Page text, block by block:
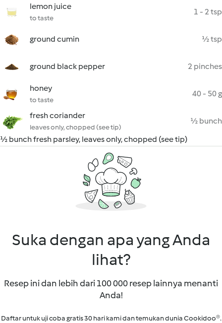
lemon juice
to taste
1 - 2 tsp
ground cumin ½ tsp
ground black pepper 2 pinches
honey
to taste
40 - 50 g
fresh coriander
leaves only, chopped (see tip)
½ bunch
½ bunch fresh parsley, leaves only, chopped (see tip)
Suka dengan apa yang Anda
lihat?
Resep ini dan lebih dari 100 000 resep lainnya menanti
Anda!
Daftar untuk uji coba gratis 30 hari kami dan temukan dunia Cookidoo®.